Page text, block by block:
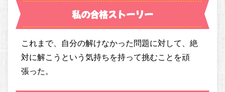
私の合格ストーリー
これまで、自分の解けなかった問題に対して、絶
対に解こうという気持ちを持って挑むことを頑
張った。